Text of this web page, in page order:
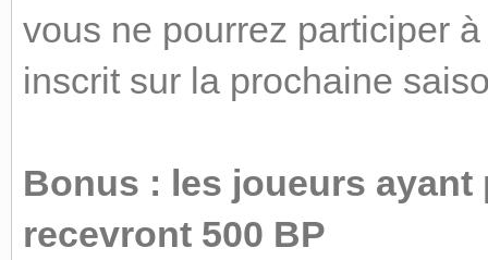
vous ne pourrez participer
inscrit sur la prochaine
Bonus : les joueurs
recevront 500 BP